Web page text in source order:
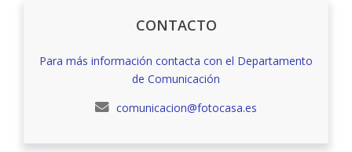
CONTACTO
Para más información contacta con el Departamento
de Comunicación
comunicacion@fotocasa.es